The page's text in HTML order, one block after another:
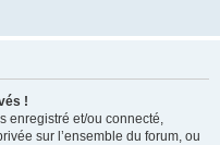
!
enregistré et/ou connecté,
sur l’ensemble du forum, ou